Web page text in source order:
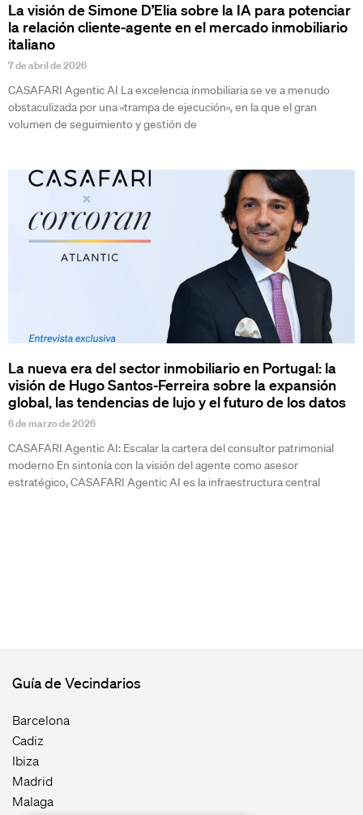
La visión de Simone D’Elia sobre la IA para potenciar
la relación cliente-agente en el mercado inmobiliario
italiano
7 de abril de 2026
CASAFARI Agentic AI La excelencia inmobiliaria se ve a menudo
obstaculizada por una «trampa de ejecución», en la que el gran
volumen de seguimiento y gestión de
La nueva era del sector inmobiliario en Portugal: la
visión de Hugo Santos-Ferreira sobre la expansión
global, las tendencias de lujo y el futuro de los datos
6 de marzo de 2026
CASAFARI Agentic AI: Escalar la cartera del consultor patrimonial
moderno En sintonía con la visión del agente como asesor
estratégico, CASAFARI Agentic AI es la infraestructura central
Guía de Vecindarios
Barcelona
Cadiz
Ibiza
Madrid
Malaga